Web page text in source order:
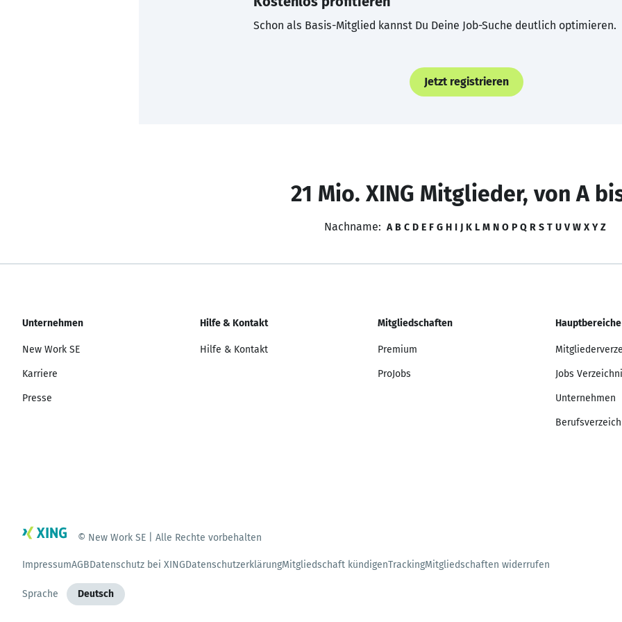
Schon als Basis-Mitglied kannst Du Deine Job-Suche deutlich optimieren.
Jetzt registrieren
21 Mio. XING Mitglieder, von A
Nachname: A B C D E F G H I J K L M N O P Q R S T U V W X Y Z
Unternehmen
New Work SE
Karriere
Presse
Hilfe & Kontakt
Hilfe & Kontakt
Mitgliedschaften
Premium
ProJobs
Hauptbereiche
Jobs
Unternehmen
© New Work SE | Alle Rechte vorbehalten
ImpressumAGBDatenschutz bei XINGDatenschutzerklärungMitgliedschaft kündigenTrackingMitgliedschaften widerrufen
Sprache Deutsch